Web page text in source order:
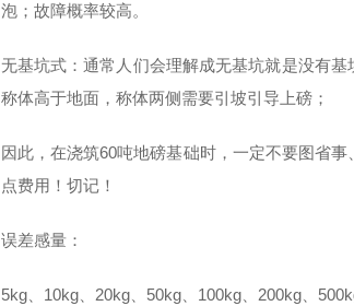
泡；故障概率较高。
无基坑式：通常人们会理解成无基坑就是没有
称体高于地面，称体两侧需要引坡引导上磅；
因此，在浇筑60吨地磅基础时，一定不要图省
点费用！切记！
误差感量：
5kg、10kg、20kg、50kg、100kg、200kg、